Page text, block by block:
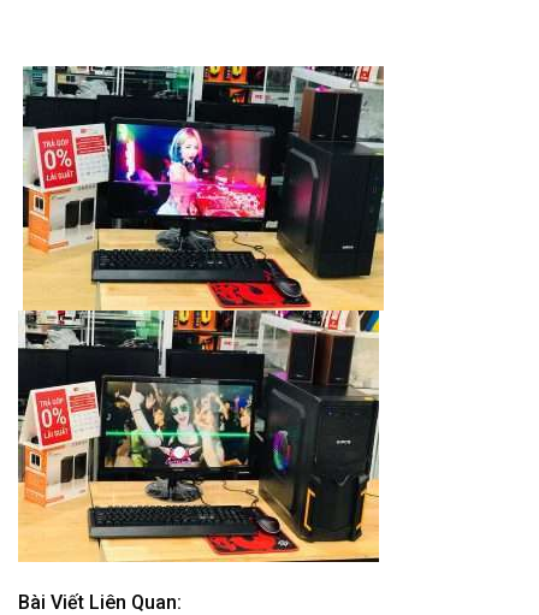
Bài Viết Liên Quan: